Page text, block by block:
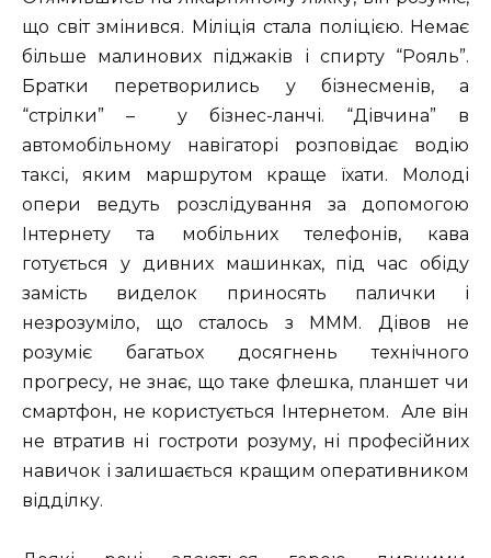
що світ змінився. Міліція стала поліцією. Немає
більше малинових піджаків і спирту “Рояль”.
Братки перетворились у бізнесменів, а
“стрілки” – у бізнес-ланчі. “Дівчина” в
автомобільному навігаторі розповідає водію
таксі, яким маршрутом краще їхати. Молоді
опери ведуть розслідування за допомогою
Інтернету та мобільних телефонів, кава
готується у дивних машинках, під час обіду
замість виделок приносять палички і
незрозуміло, що сталось з МММ. Дівов не
розуміє багатьох досягнень технічного
прогресу, не знає, що таке флешка, планшет чи
смартфон, не користується Інтернетом. Але він
не втратив ні гостроти розуму, ні професійних
навичок і залишається кращим оперативником
відділку.